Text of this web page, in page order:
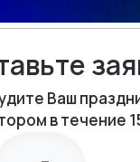
Ваш
в течение